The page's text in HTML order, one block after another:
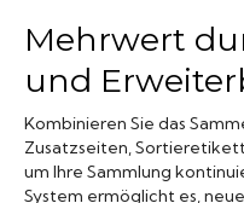
Mehrwert
und
Kombinieren Sie das
Zusatzseiten,
um Ihre Sammlung
System ermöglicht es,